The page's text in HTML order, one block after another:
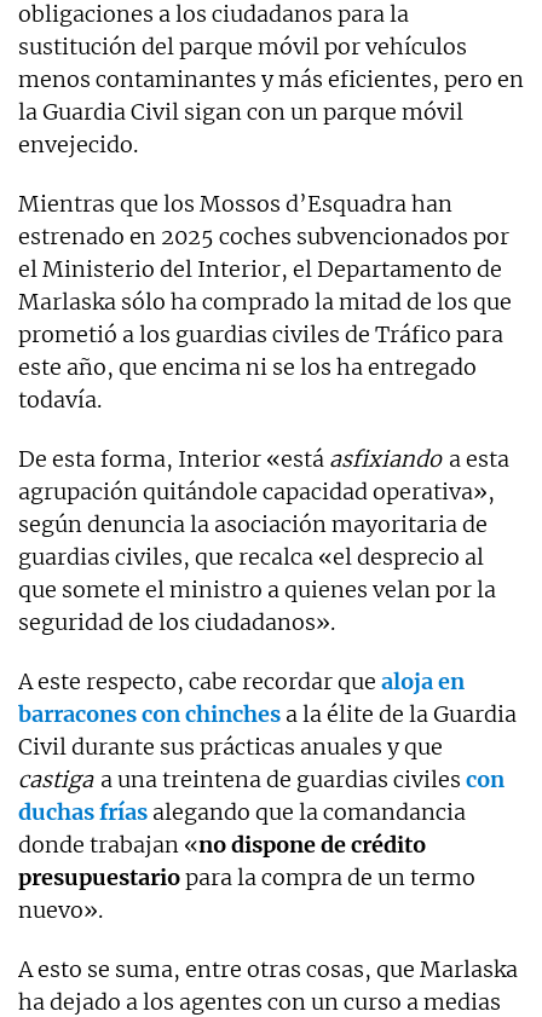
obligaciones a los ciudadanos para la
sustitución del parque móvil por vehículos
menos contaminantes y más eficientes, pero en
la Guardia Civil sigan con un parque móvil
envejecido.
Mientras que los Mossos d’Esquadra han
estrenado en 2025 coches subvencionados por
el Ministerio del Interior, el Departamento de
Marlaska sólo ha comprado la mitad de los que
prometió a los guardias civiles de Tráfico para
este año, que encima ni se los ha entregado
todavía.
De esta forma, Interior «está asfixiando a esta
agrupación quitándole capacidad operativa»,
según denuncia la asociación mayoritaria de
guardias civiles, que recalca «el desprecio al
que somete el ministro a quienes velan por la
seguridad de los ciudadanos».
A este respecto, cabe recordar que aloja en
barracones con chinches a la élite de la Guardia
Civil durante sus prácticas anuales y que
castiga a una treintena de guardias civiles con
duchas frías alegando que la comandancia
donde trabajan «no dispone de crédito
presupuestariopara la compra de un termo
nuevo».
A esto se suma, entre otras cosas, que Marlaska
ha dejado a los agentes con un curso a medias